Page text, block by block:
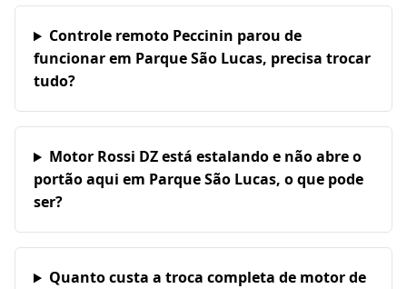
Controle remoto Peccinin parou de
funcionar em Parque São Lucas, precisa trocar
tudo?
Motor Rossi DZ está estalando e não abre o
portão aqui em Parque São Lucas, o que pode
ser?
Quanto custa a troca completa de motor de